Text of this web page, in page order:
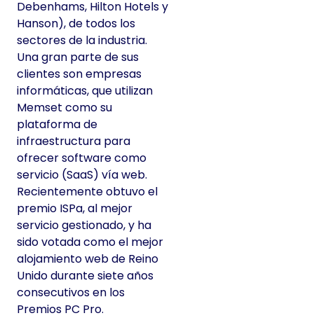
Debenhams, Hilton Hotels y
Hanson), de todos los
sectores de la industria.
Una gran parte de sus
clientes son empresas
informáticas, que utilizan
Memset como su
plataforma de
infraestructura para
ofrecer software como
servicio (SaaS) vía web.
Recientemente obtuvo el
premio ISPa, al mejor
servicio gestionado, y ha
sido votada como el mejor
alojamiento web de Reino
Unido durante siete años
consecutivos en los
Premios PC Pro.